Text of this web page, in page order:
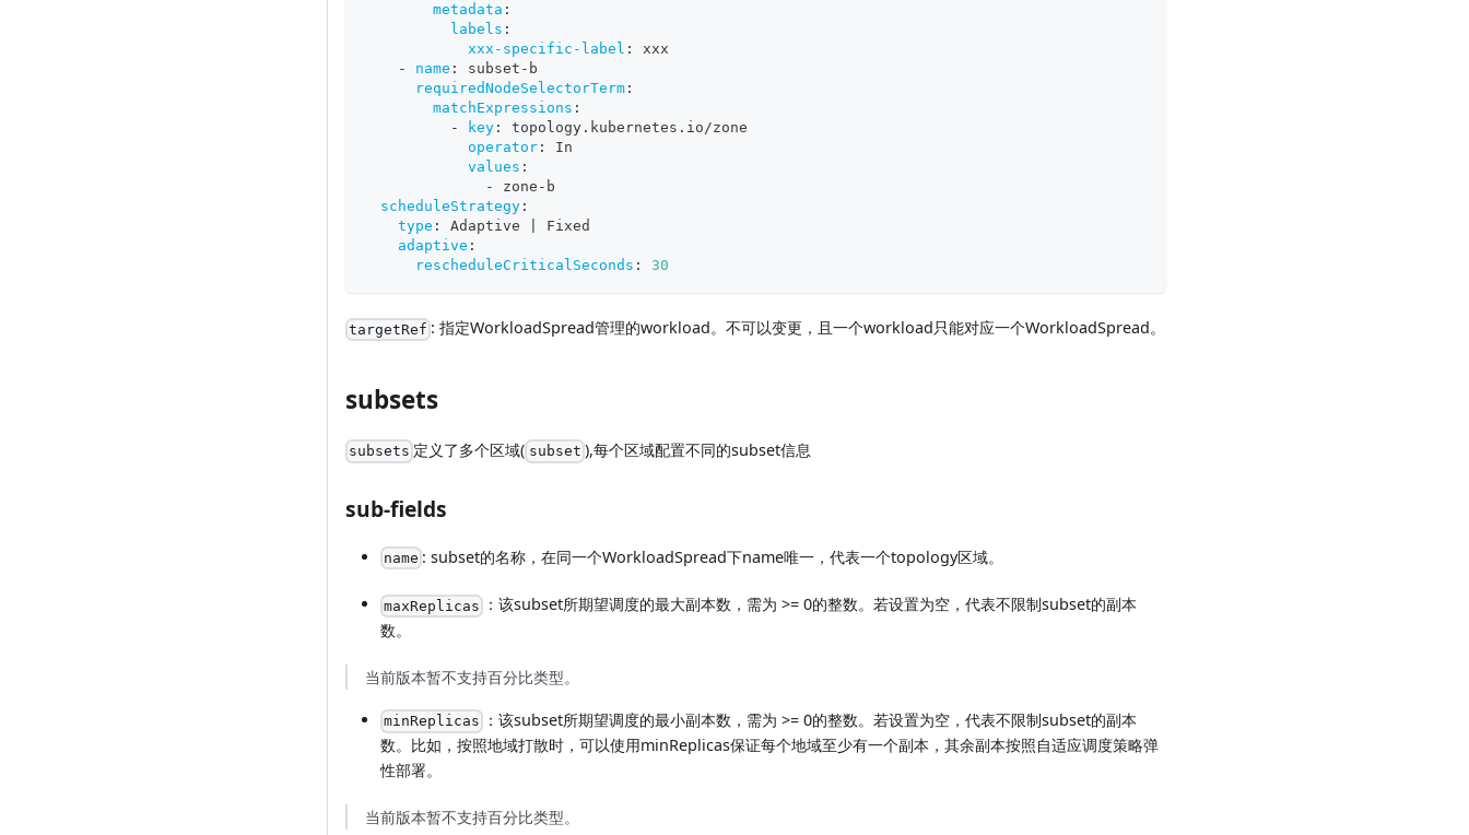
metadata :
labels :
xxx-specific-label :
xxx
-
name : subset - b
requiredNodeSelectorTerm :
matchExpressions :
-
key :
topology.kubernetes.io/zone
operator :
In
values :
-
zone - b
scheduleStrategy :
type : Adaptive
Fixed
adaptive :
rescheduleCriticalSeconds : 30
targetRef : 指定WorkloadSpread管理的workload。不可以变更，且一个workload只能对应一个WorkloadSpread。
subsets
subsets 定义了多个区域( subset ),每个区域配置不同的subset信息
sub-fields
name : subset的名称，在同一个WorkloadSpread下name唯一，代表一个topology区域。
maxReplicas
：该subset所期望调度的最大副本数，需为 >= 0的整数。若设置为空，代表不限制subset的副本
数。
当前版本暂不支持百分比类型。
minReplicas
：该subset所期望调度的最小副本数，需为 >= 0的整数。若设置为空，代表不限制subset的副本
数。比如，按照地域打散时，可以使用minReplicas保证每个地域至少有一个副本，其余副本按照自适应调度策略弹
性部署。
当前版本暂不支持百分比类型。